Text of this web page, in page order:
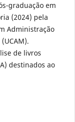
graduação em
(2024) pela
Administração
de livros
destinados ao